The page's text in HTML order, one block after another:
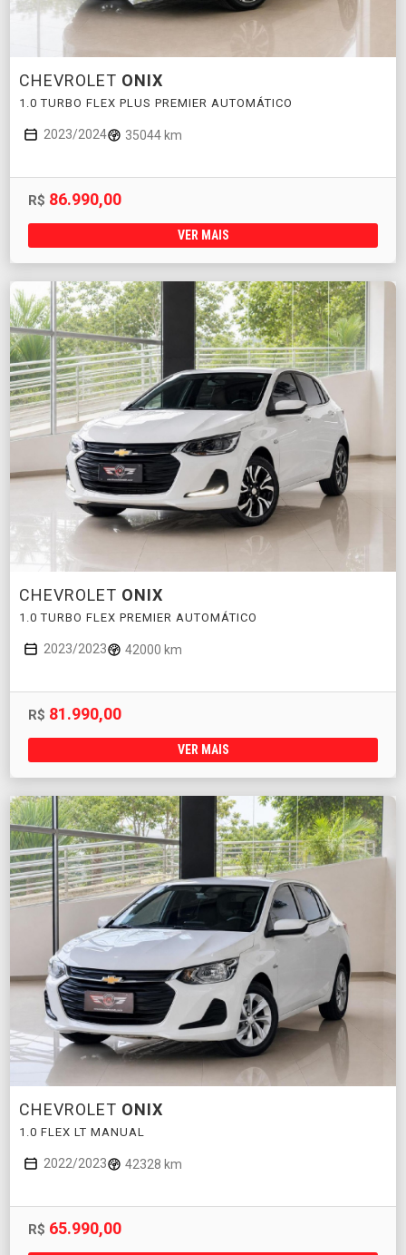
CHEVROLET ONIX
1.0 TURBO FLEX PLUS PREMIER AUTOMÁTICO
2023/2024 35044 km
R$ 86.990,00
VER MAIS
CHEVROLET ONIX
1.0 TURBO FLEX PREMIER AUTOMÁTICO
2023/2023 42000 km
R$ 81.990,00
VER MAIS
CHEVROLET ONIX
1.0 FLEX LT MANUAL
2022/2023 42328 km
R$ 65.990,00